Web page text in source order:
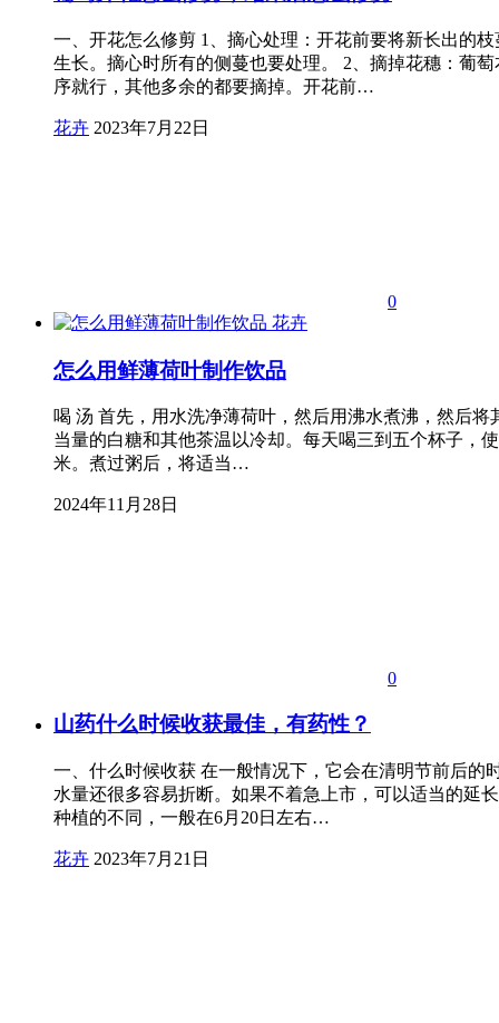
一、开花怎么修剪 1、摘心处理：开花前要将新长出的
生长。摘心时所有的侧蔓也要处理。 2、摘掉花穗：葡
序就行，其他多余的都要摘掉。开花前…
花卉 2023年7月22日
0
花卉
怎么用鲜薄荷叶制作饮品
喝 汤 首先，用水洗净薄荷叶，然后用沸水煮沸，然后
当量的白糖和其他茶温以冷却。每天喝三到五个杯子，
米。煮过粥后，将适当…
2024年11月28日
0
山药什么时候收获最佳，有药性？
一、什么时候收获 在一般情况下，它会在清明节前后的
水量还很多容易折断。如果不着急上市，可以适当的延
种植的不同，一般在6月20日左右…
花卉 2023年7月21日